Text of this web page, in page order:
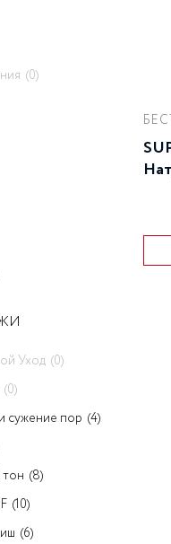
(0)
Уход (0)
(0)
сужение пор (4)
(8)
(10)
(6)